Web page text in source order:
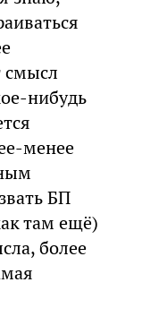
смысл
нибудь
менее
БП
там ещё)
более